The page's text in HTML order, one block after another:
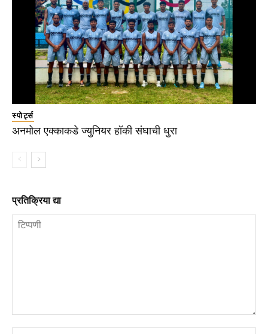
स्पोर्ट्स
अनमोल एक्काकडे ज्युनियर हॉकी संघाची धुरा
प्रतिक्रिया द्या